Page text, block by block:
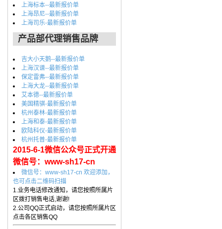
上海标本--最新报价单
上海昂尼--最新报价单
上海司乐-最新报价单
产品部代理销售品牌
吉大小天鹅--最新报价单
上海汉谱--最新报价单
保定雷弗--最新报价单
上海大龙--最新报价单
艾本德--最新报价单
美国精骐-最新报价单
杭州泰林-最新报价单
上海和泰-最新报价单
欧陆科仪-最新报价单
杭州托普-最新报价单
2015-6-1微信公众号正式开通
微信号：www-sh17-cn
微信号：www-sh17-cn 欢迎添加，
也可点击二维码扫描
1.业务电话修改通知，请您按照所属片
区拨打销售电话,谢谢!
2.公司QQ正式启动，请您按照所属片区
点击各区销售QQ